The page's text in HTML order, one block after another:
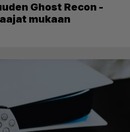
Ghost Recon -
mukaan